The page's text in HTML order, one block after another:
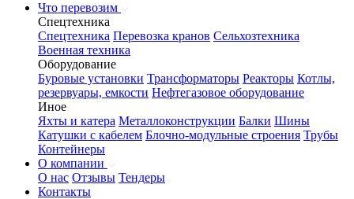
Что перевозим
Спецтехника
Спецтехника Перевозка кранов Сельхозтехника
Военная техника
Оборудование
Буровые установки Трансформаторы Реакторы Котлы,
резервуары, емкости Нефтегазовое оборудование
Иное
Яхты и катера Металлоконструкции Балки Шины
Катушки с кабелем Блочно-модульные строения Трубы
Контейнеры
О компании
О нас Отзывы Тендеры
Контакты